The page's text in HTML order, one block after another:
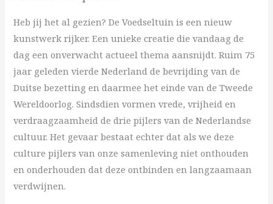
Heb jij het al gezien? De Voedseltuin is een nieuw
kunstwerk rijker. Een unieke creatie die vandaag de
dag een onverwacht actueel thema aansnijdt. Ruim 75
jaar geleden vierde Nederland de bevrijding van de
Duitse bezetting en daarmee het einde van de Tweede
Wereldoorlog. Sindsdien vormen vrede, vrijheid en
verdraagzaamheid de drie pijlers van de Nederlandse
cultuur. Het gevaar bestaat echter dat als we deze
culture pijlers van onze samenleving niet onthouden
en onderhouden dat deze ontbinden en langzaamaan
verdwijnen.